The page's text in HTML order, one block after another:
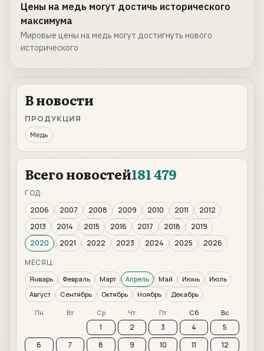
Цены на медь могут достичь исторического
максимума
Мировые цены на медь могут достигнуть нового
исторического
В новости
ПРОДУКЦИЯ
Медь
Всего новостей181 479
ГОД:
2006
2007 2008 2009 2010 2011
2012
2013
2014 2015 2016 2017 2018
2019
2020
2021 2022 2023 2024 2025
2026
МЕСЯЦ:
Январь Февраль Март Апрель Май Июнь
Июль
Август
Сентябрь Октябрь Ноябрь Декабрь
Пн Вт Ср Чт Пт Сб Вс
1 2 3 4
5
6
7 8 9 10 11
12